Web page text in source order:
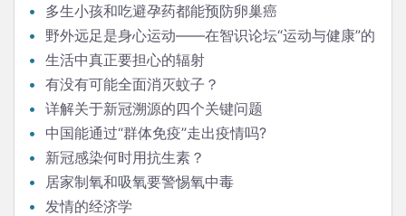
多生小孩和吃避孕药都能预防卵巢癌
野外远足是身心运动——在智识论坛“运动与健康”的
发言生活中真正要担心的辐射
有没有可能全面消灭蚊子？
详解关于新冠溯源的四个关键问题
中国能通过“群体免疫”走出疫情吗?
新冠感染何时用抗生素？
居家制氧和吸氧要警惕氧中毒
发情的经济学